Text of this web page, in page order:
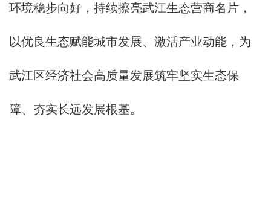
环境稳步向好，持续擦亮武江生态营商名片，
以优良生态赋能城市发展、激活产业动能，为
武江区经济社会高质量发展筑牢坚实生态保
障、夯实长远发展根基。